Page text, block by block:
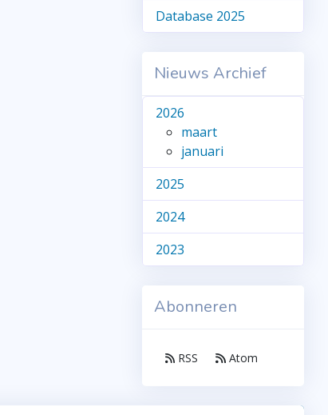
Database 2025
Nieuws Archief
2026
maart
januari
2025
2024
2023
Abonneren
RSS Atom